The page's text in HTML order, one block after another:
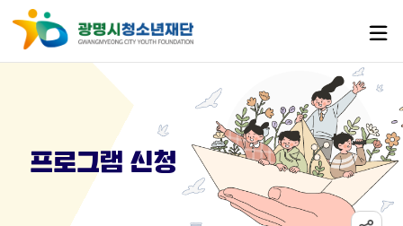
프로그램 신청